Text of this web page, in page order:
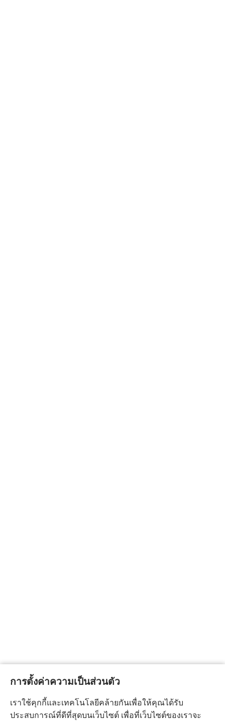
การตั้งค่าความเป็นส่วนตัว
เราใช้คุกกี้และเทคโนโลยีคล้ายกันเพื่อให้คุณได้รับ
ประสบการณ์ที่ดีที่สุดบนเว็บไซต์ เพื่อที่เว็บไซต์ของเราจะ